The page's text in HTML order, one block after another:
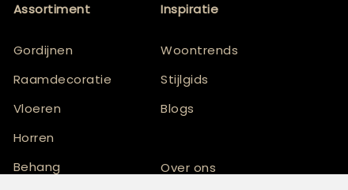
Assortiment
Gordijnen
Raamdecoratie
Vloeren
Horren
Behang
Inspiratie
Woontrends
Stijlgids
Blogs
Over ons